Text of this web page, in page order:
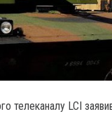
телеканалу LCI